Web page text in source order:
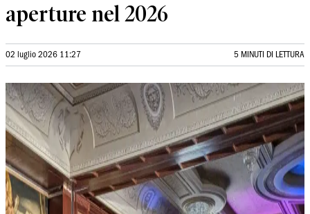
aperture nel 2026
02 luglio 2026 11:27 5 MINUTI DI LETTURA